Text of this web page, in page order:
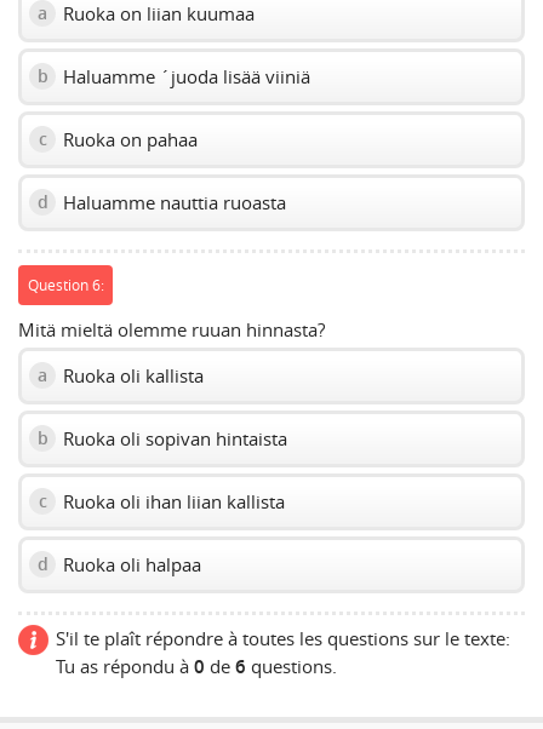
a Ruoka on liian kuumaa
b Haluamme ´juoda lisää viiniä
c Ruoka on pahaa
d Haluamme nauttia ruoasta
Question 6:
Mitä mieltä olemme ruuan hinnasta?
a Ruoka oli kallista
b Ruoka oli sopivan hintaista
c Ruoka oli ihan liian kallista
d Ruoka oli halpaa
S'il te plaît répondre à toutes les questions sur le texte:
Tu as répondu à 0 de 6 questions.